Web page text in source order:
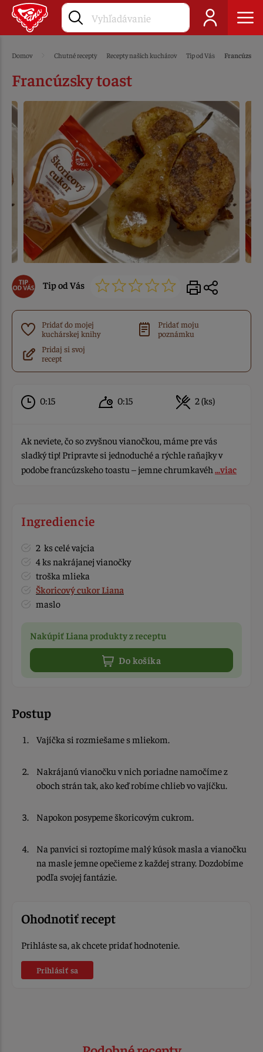
Domov Chutné recepty Recepty našich kuchárov Tip od Vás Francúzsky
Francúzsky toast
Tip od Vás
Pridať do mojej
kuchárskej knihy
Pridať moju
poznámku
Pridaj si svoj
recept
0:15 0:15 2 (ks)
Ak neviete, čo so zvyšnou vianočkou, máme pre vás
sladký tip! Pripravte si jednoduché a rýchle raňajky v
podobe francúzskeho toastu – jemne chrumkavéh ...viac
Ingrediencie
2 ks celé vajcia
4 ks nakrájanej vianočky
troška mlieka
Škoricový cukor Liana
maslo
Nakúpiť Liana produkty z receptu
Do košíka
Postup
Vajíčka si rozmiešame s mliekom.
Nakrájanú vianočku v nich poriadne namočíme z
oboch strán tak, ako keď robíme chlieb vo vajíčku.
Napokon posypeme škoricovým cukrom.
Na panvici si roztopíme malý kúsok masla a vianočku
na masle jemne opečieme z každej strany. Dozdobíme
podľa svojej fantázie.
Ohodnotiť recept
Prihláste sa, ak chcete pridať hodnotenie.
Prihlásiť sa